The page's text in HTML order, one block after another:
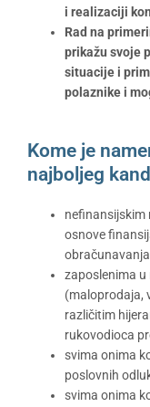
i realizaciji
Rad na
prikažu svoje
situacije i
polaznike i
Kome je
najboljeg
nefinansijskim
osnove
zaposlenima
(maloprodaja,
različitim
rukovodioca
svima onima
poslovnih
svima onima